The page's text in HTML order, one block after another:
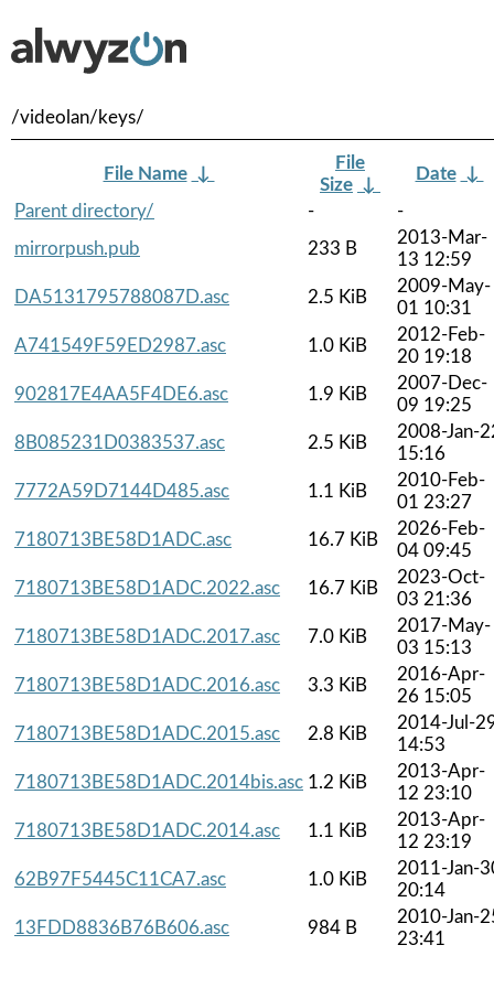
/videolan/keys/
File Name ↓
File
Size ↓
Date ↓
Parent directory/
-
-
mirrorpush.pub
233 B
2013-Mar-
13 12:59
DA5131795788087D.asc
2.5 KiB
2009-May-
01 10:31
A741549F59ED2987.asc
1.0 KiB
2012-Feb-
20 19:18
902817E4AA5F4DE6.asc
1.9 KiB
2007-Dec-
09 19:25
8B085231D0383537.asc
2.5 KiB
2008-Jan-
15:16
7772A59D7144D485.asc
1.1 KiB
2010-Feb-
01 23:27
7180713BE58D1ADC.asc
16.7 KiB
2026-Feb-
04 09:45
7180713BE58D1ADC.2022.asc
16.7 KiB
2023-Oct-
03 21:36
7180713BE58D1ADC.2017.asc
7.0 KiB
2017-May-
03 15:13
7180713BE58D1ADC.2016.asc
3.3 KiB
2016-Apr-
26 15:05
7180713BE58D1ADC.2015.asc
2.8 KiB
2014-Jul-
14:53
7180713BE58D1ADC.2014bis.asc 1.2 KiB
2013-Apr-
12 23:10
7180713BE58D1ADC.2014.asc
1.1 KiB
2013-Apr-
12 23:19
62B97F5445C11CA7.asc
1.0 KiB
2011-Jan-
20:14
13FDD8836B76B606.asc
984 B
2010-Jan-
23:41